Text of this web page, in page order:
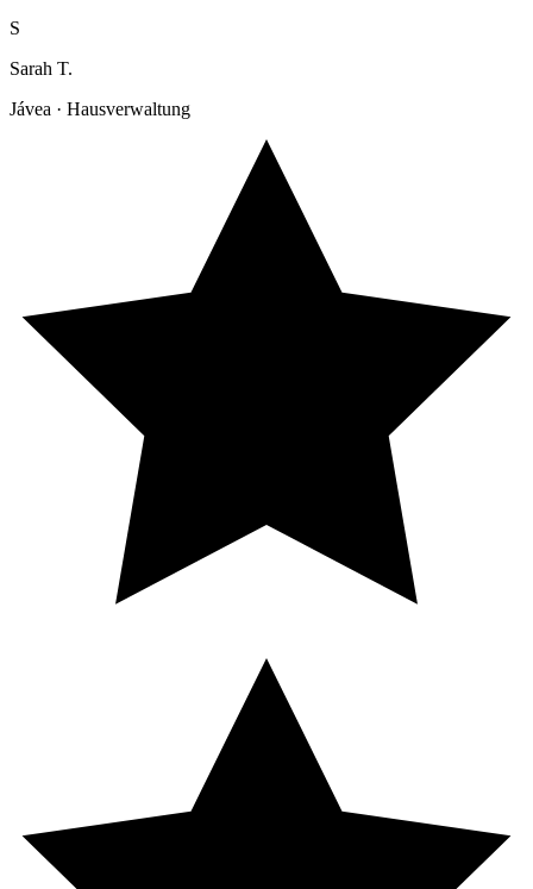
S
Sarah T.
Jávea · Hausverwaltung